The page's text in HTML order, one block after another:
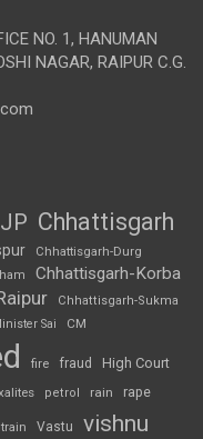
NO. 1, HANUMAN
NAGAR, RAIPUR C.G.
Chhattisgarh
Chhattisgarh-Durg
Chhattisgarh-Korba
Chhattisgarh-Sukma
Sai CM
fire fraud High Court
petrol rain rape
train Vastu vishnu